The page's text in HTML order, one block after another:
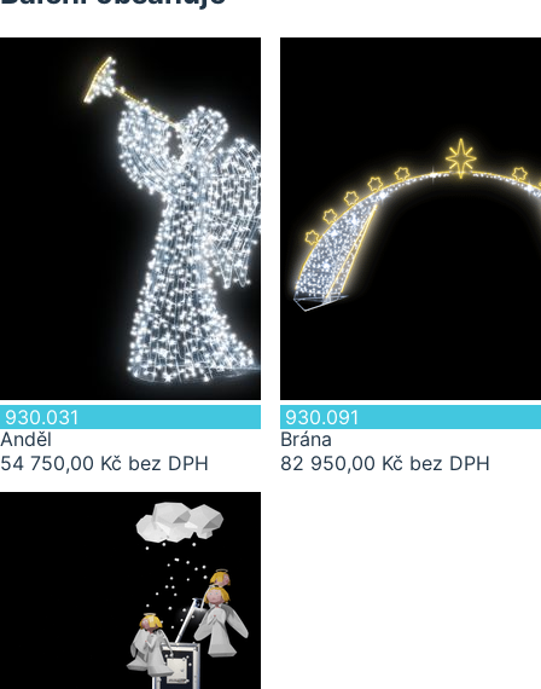
930.031
Anděl
54 750,00 Kč bez DPH
930.091
Brána
82 950,00 Kč bez DPH